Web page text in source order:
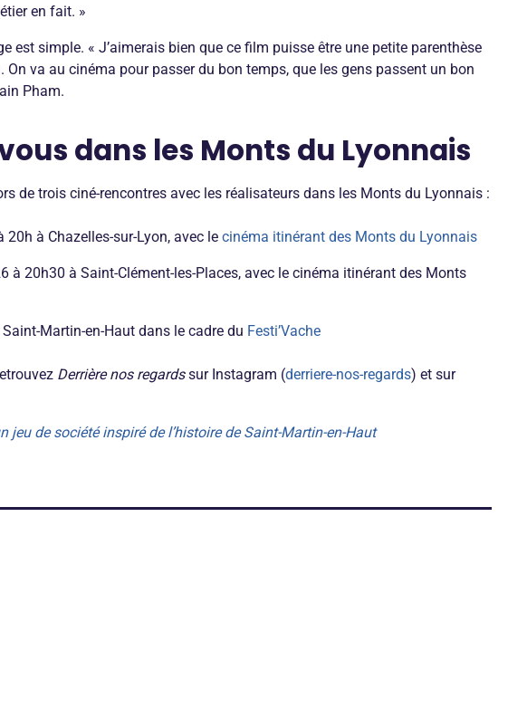
en fait. »
est simple. « J’aimerais bien que ce film puisse être une petite parenthèse
On va au cinéma pour passer du bon temps, que les gens passent un bon
Pham.
dans les Monts du Lyonnais
de trois ciné-rencontres avec les réalisateurs dans les Monts du Lyonnais :
20h à Chazelles-sur-Lyon, avec le cinéma itinérant des Monts du Lyonnais
à 20h30 à Saint-Clément-les-Places, avec le cinéma itinérant des Monts
Martin-en-Haut dans le cadre du Festi’Vache
Derrière nos regardssur Instagram (derriere-nos-regards) et sur
jeu de société inspiré de l’histoire de Saint-Martin-en-Haut